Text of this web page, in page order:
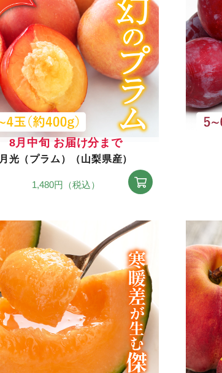
8月中旬 お届け分まで
月光（プラム）（山梨県産）
1,480円（税込）